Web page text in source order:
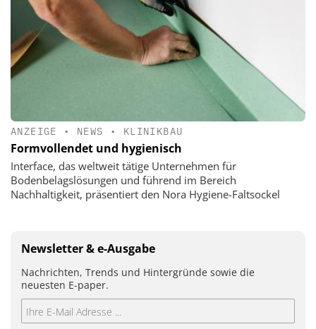
ANZEIGE • NEWS • KLINIKBAU
Formvollendet und hygienisch
Interface, das weltweit tätige Unternehmen für
Bodenbelagslösungen und führend im Bereich
Nachhaltigkeit, präsentiert den Nora Hygiene-Faltsockel
Newsletter & e-Ausgabe
Nachrichten, Trends und Hintergründe sowie die
neuesten E-paper.